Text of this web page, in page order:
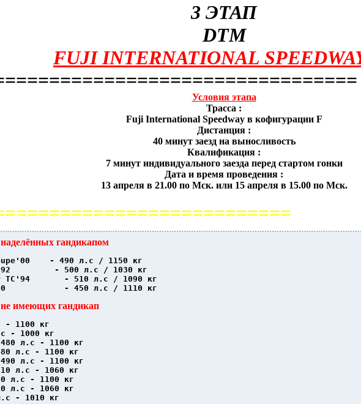
3 ЭТАП
DTM
FUJI INTERNATIONAL
Условия этапа
Трасса :
Fuji International Speedway в кофигурации F
Дистанция :
40 минут заезд на выносливость
Квалификация :
7 минут индивидуального заезда перед стартом гонки
Дата и время проведения :
13 апреля в 21.00 по Мск. или 15 апреля в 15.00 по Мск.
гандикапом
- 490 л.с / 1150 кг
- 500 л.с / 1030 кг
TC'94       - 510 л.с / 1090 кг
- 450 л.с / 1110 кг
имеющих гандикап
1100 кг
- 1000 кг
л.с - 1100 кг
л.с - 1100 кг
л.с - 1100 кг
л.с - 1060 кг
- 1100 кг
- 1060 кг
- 1010 кг